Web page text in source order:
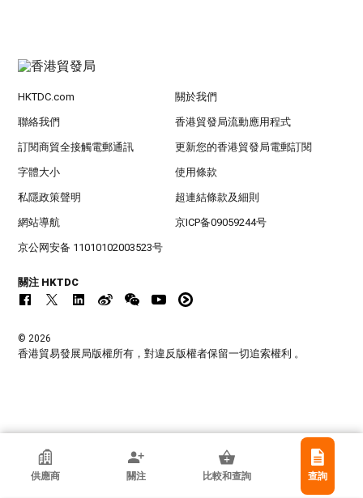
香港貿發局參展商
趨時珠寶首飾有限公司
供應商 關注 比較和查詢 查詢
HKTDC.com 關於我們
聯絡我們 香港貿發局流動應用程式
訂閱商貿全接觸電郵通訊 更新您的香港貿發局電郵訂閱
字體大小 使用條款
私隱政策聲明 超連結條款及細則
網站導航 京ICP备09059244号
京公网安备 11010102003523号
關注 HKTDC
© 2026
香港貿易發展局版權所有，對違反版權者保留一切追索權利 。